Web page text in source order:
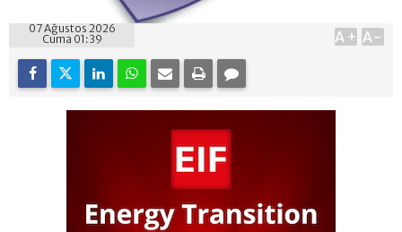
07 Ağustos 2026
Cuma 01:39
A+ A-